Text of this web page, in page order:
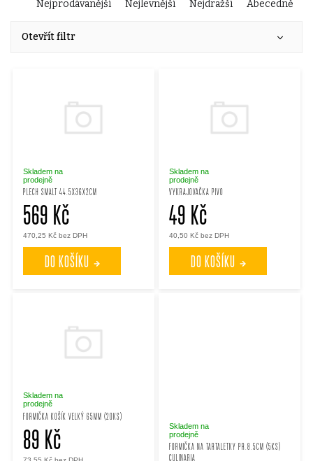
a
í
p
r
o
k
t
Nejprodávanější Nejlevnější Nejdražší Abecedně
Otevřít filtr
PLECH SMALT 44.5X36X2CM
Skladem na
prodejně
470,25 Kč bez DPH
569 Kč
DO KOŠÍKU
VYKRAJOVAČKA PIVO
Skladem na
prodejně
40,50 Kč bez DPH
49 Kč
DO KOŠÍKU
FORMIČKA KOŠÍK VELKÝ 65MM (20KS)
Skladem na
prodejně
89 Kč
FORMIČKA NA TARTALETKY PR.8.5CM (5KS)
CULINARIA
Skladem na
prodejně